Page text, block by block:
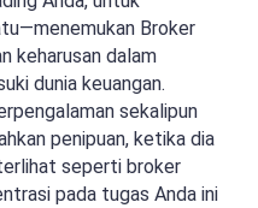
Broker
keharusan dalam
dunia keuangan.
sekalipun
penipuan, ketika dia
seperti broker
pada tugas Anda ini